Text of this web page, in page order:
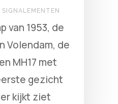
SIGNALEMENTEN
van 1953, de
Volendam, de
MH17 met
gezicht
kijkt ziet